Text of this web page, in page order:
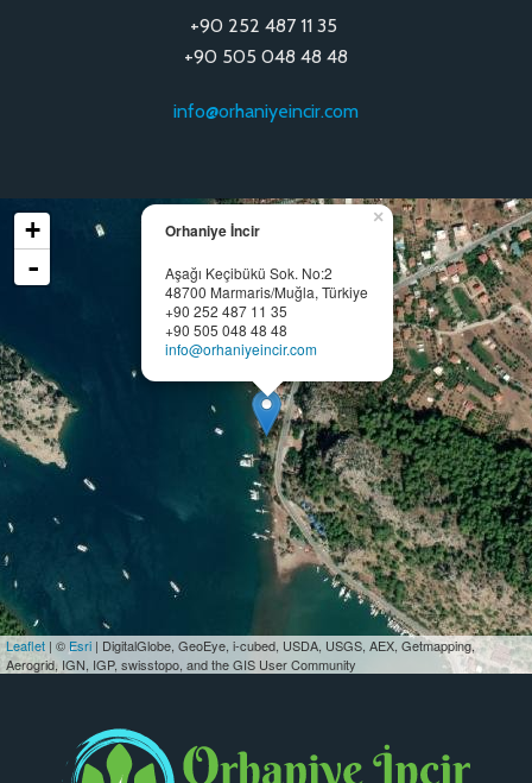
+90 252 487 11 35
+90 505 048 48 48
info@orhaniyeincir.com
×
Orhaniye İncir
Aşağı Keçibükü Sok. No:2
48700 Marmaris/Muğla, Türkiye
+90 252 487 11 35
+90 505 048 48 48
info@orhaniyeincir.com
+
-
Leaflet | ©Esri | DigitalGlobe, GeoEye, i-cubed, USDA, USGS, AEX, Getmapping,
Aerogrid, IGN, IGP, swisstopo, and the GIS User Community